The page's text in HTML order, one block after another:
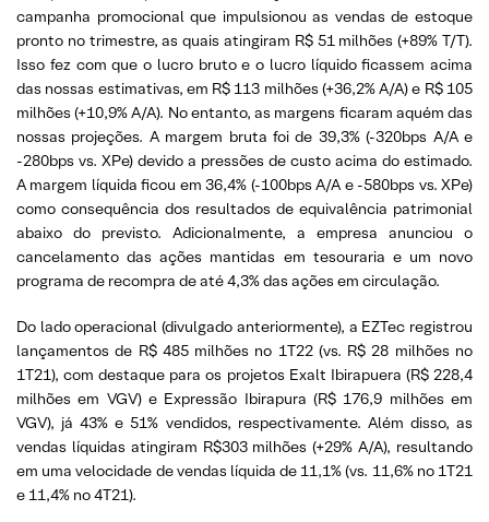
campanha promocional que impulsionou as vendas de estoque
pronto no trimestre, as quais atingiram R$ 51 milhões (+89% T/T).
Isso fez com que o lucro bruto e o lucro líquido ficassem acima
das nossas estimativas, em R$ 113 milhões (+36,2% A/A) e R$ 105
milhões (+10,9% A/A). No entanto, as margens ficaram aquém das
nossas projeções. A margem bruta foi de 39,3% (-320bps A/A e
-280bps vs. XPe) devido a pressões de custo acima do estimado.
A margem líquida ficou em 36,4% (-100bps A/A e -580bps vs. XPe)
como consequência dos resultados de equivalência patrimonial
abaixo do previsto. Adicionalmente, a empresa anunciou o
cancelamento das ações mantidas em tesouraria e um novo
programa de recompra de até 4,3% das ações em circulação.
Do lado operacional (divulgado anteriormente), a EZTec registrou
lançamentos de R$ 485 milhões no 1T22 (vs. R$ 28 milhões no
1T21), com destaque para os projetos Exalt Ibirapuera (R$ 228,4
milhões em VGV) e Expressão Ibirapura (R$ 176,9 milhões em
VGV), já 43% e 51% vendidos, respectivamente. Além disso, as
vendas líquidas atingiram R$303 milhões (+29% A/A), resultando
em uma velocidade de vendas líquida de 11,1% (vs. 11,6% no 1T21
e 11,4% no 4T21).